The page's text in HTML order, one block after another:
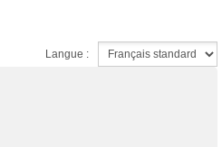
Langue :